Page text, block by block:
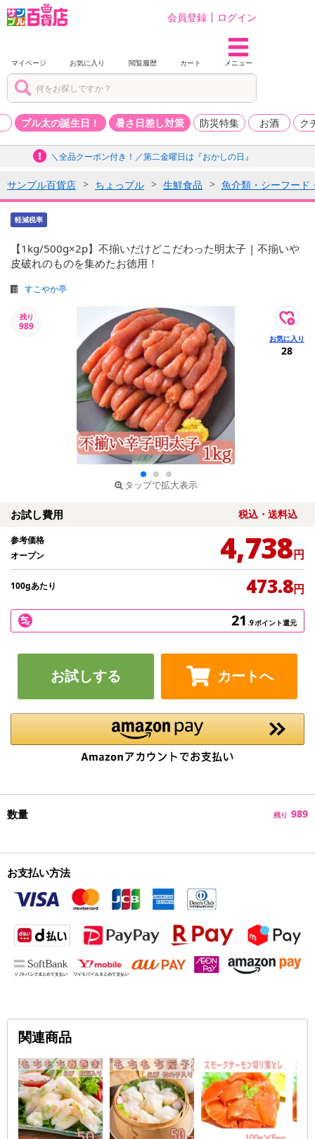
会員登録 ログイン
マイページ お気に入り 閲覧履歴 カート メニュー
プル太の誕生日！ 暑さ日差し対策 防災特集 お酒 ク
＼全品クーポン付き！／第二金曜日は『おかしの日』
サンプル百貨店 ちょっプル 生鮮食品 魚介類・シーフード
軽減税率
【1kg/500g×2p】不揃いだけどこだわった明太子 | 不揃いや
皮破れのものを集めたお徳用！
すこやか亭
残り
989
タップで拡大表示
28
お試し費用 税込・送料込
参考価格
オープン
4,738円
100gあたり 473.8円
21 .9ポイント還元
お試しする カートへ
数量 残り 989
お支払い方法
関連商品